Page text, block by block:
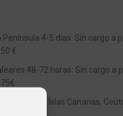
Península 4-5 días: Sin cargo a
€
48-72 horas: Sin cargo a
envíos a Islas Canarias,